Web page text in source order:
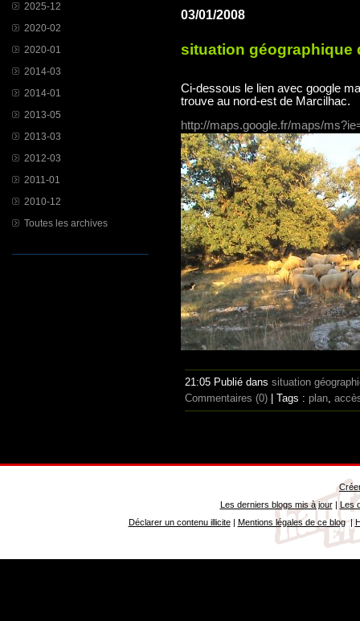
2025-12
2020-02
2020-01
2014-03
2014-01
2013-05
2013-03
2012-03
2011-01
2010-12
Toutes les archives
03/01/2008
situation géographique
Ci-dessous le lien avec google
trouve au nord-est de Marcilhac.
http://maps.google.fr/maps/
21:05 Publié dans situation
Commentaires (0) | Tags : plan
Les derniers blogs mis à jour| Les
Déclarer un contenu illicite| Mentions légales de ce blog|